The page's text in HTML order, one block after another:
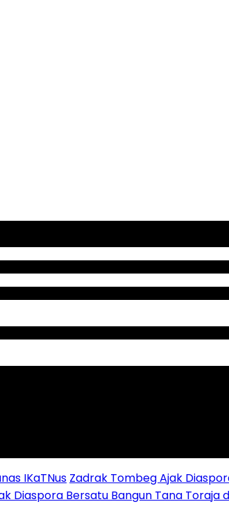
IKaTNus Zadrak Tombeg Ajak
Diaspora Bersatu Bangun Tana Toraja